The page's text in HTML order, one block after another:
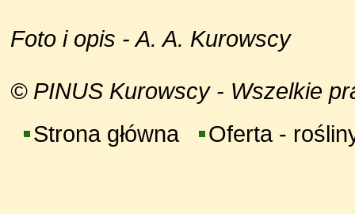
Foto i opis - A. A. Kurowscy
© PINUS Kurowscy - Wszelkie
Strona główna
Oferta -